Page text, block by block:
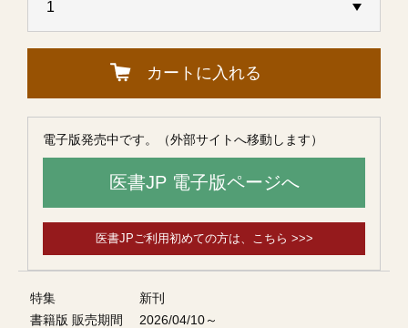
カートに入れる
電子版発売中です。（外部サイトへ移動します）
医書JP 電子版ページへ
医書JPご利用初めての方は、こちら >>>
特集
新刊
書籍版 販売期間
2026/04/10～